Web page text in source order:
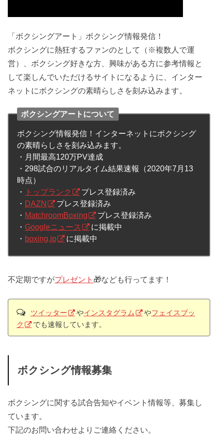
「ボクシングアート」ボクシング情報発信！
ボクシングに熱狂するファンのとして（※複数人で運
営）、ボクシング好きな方、興味がある方に参考情報と
して楽しんでいただけるサイトになるように、インター
ネットにボクシングの素晴らしさを刻み込みます。
ボクシングアートについて
ボクシング情報発信！インターネットにボクシング
の素晴らしさを刻み込みます。
・月間最高120万PV達成
・298試合のリアルタイム結果速報（2020年7月13
時点）
・
トップランク
プレス登録済み
・ DAZN
プレス登録済み
・ MatchroomBoxing
プレス登録済み
・Googleニュース
に掲載中
・ boxing.jp に掲載中
不定期ですがプレゼント 🎁なども行ってます！
ツイッター やインスタグラム やフェイスブッ
ク
でも速報しています。
ボクシング情報募集
ボクシングに関する試合告知やイベント情報等、募集し
ています。
下記のお問い合わせよりご連絡ください。